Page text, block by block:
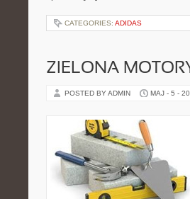
CATEGORIES: ADIDAS
ZIELONA
POSTED BY ADMIN MAJ - 5 -